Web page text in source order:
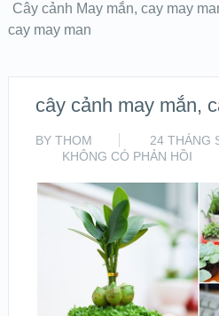
Cây cảnh May mắn, cay may
cay may man
cây cảnh may mắn,
BY THOM
24 THÁNG
KHÔNG CÓ PHẢN HỒI